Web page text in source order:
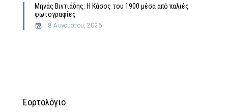
Μηνάς Βιντιάδης: Η Κάσος του 1900 μέσα από παλιές
φωτογραφίες
8 Αυγούστου, 2026
Εορτολόγιο